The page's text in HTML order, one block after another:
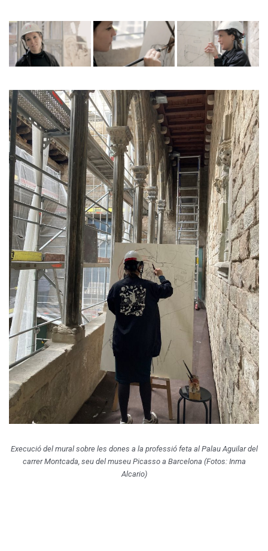
Execució del mural sobre les dones a la professió feta al Palau Aguilar del
carrer Montcada, seu del museu Picasso a Barcelona (Fotos: Inma
Alcario)